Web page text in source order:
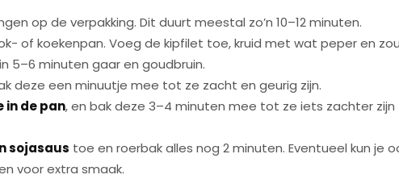
op de verpakking. Dit duurt meestal zo’n 10–12 minuten.
of koekenpan. Voeg de kipfilet toe, kruid met wat peper en
5–6 minuten gaar en goudbruin.
deze een minuutje mee tot ze zacht en geurig zijn.
in de pan, en bak deze 3–4 minuten mee tot ze iets zachter zijn
sojasaus toe en roerbak alles nog 2 minuten. Eventueel kun je
voor extra smaak.